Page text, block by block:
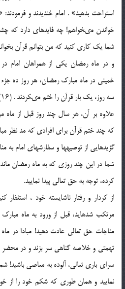
استراحت ‏بدهید» . امام خندیدند و
خواندن مى‏خواهم! چه فایده‏اى دارد که
شما یک کارى کنید که من بتوانم قرآن
و در ماه رمضان یکى از همراهان امام
خمینى در ماه مبارک رمضان، هر روز ده
سه روز، یک بار قرآن را ختم مى‏کردند . (۱۶)
علاوه بر آن، هر سال چند روز قبل از ماه
که چند ختم قرآن براى افرادى که مد نظر
گزیدهایى از توصیه‏ها و سفارش‏هاى امام به
شما در این چند روزى که به ماه رمضان
کرده، توجه به حق تعالى پیدا نمایید.
از کردار و رفتار ناشایسته خود ، استغفار
مرتکب شده‏اید، قبل از ورود به ماه مبارک
مناجات حق تعالى عادت دهید! مبادا در
تهمتى و خلاصه گناهى سر بزند و در محضر
سراى بارى تعالى، آلوده به معاصى باشید!
نمایید و همان ‏طورى که شکم خود را از